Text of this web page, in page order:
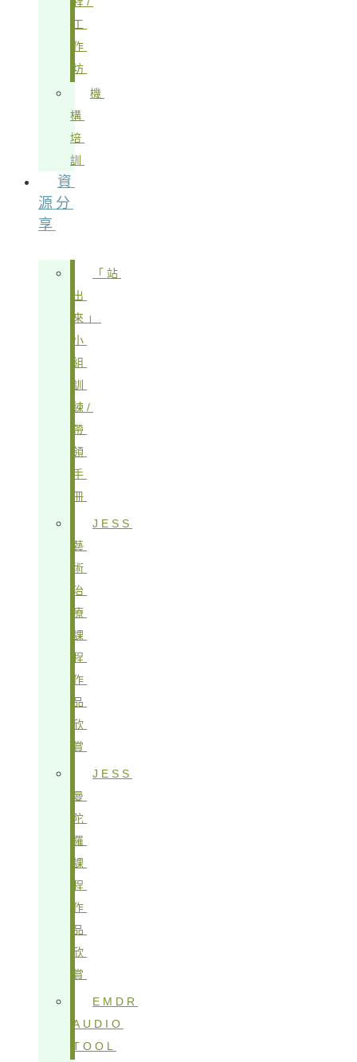
工
作
坊
機
構
培
訓
資
源分
享
「站
出
來」
小
組
訓
練/
帶
領
手
冊
JESS
藝
術
治
療
課
程
作
品
欣
賞
JESS
曼
陀
羅
課
程
作
品
欣
賞
EMDR
AUDIO
TOOL